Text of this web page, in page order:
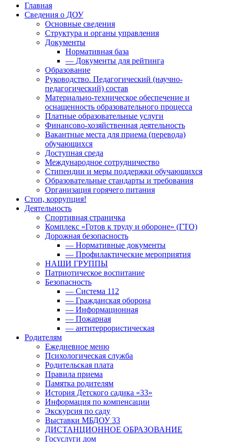
Главная
Сведения о ДОУ
Основные сведения
Структура и органы управления
Документы
Нормативная база
— Документы для рейтинга
Образование
Руководство. Педагогический (научно-
педагогический) состав
Материально-техническое обеспечение и
оснащенность образовательного процесса
Платные образовательные услуги
Финансово-хозяйственная деятельность
Вакантные места для приема (перевода)
обучающихся
Доступная среда
Международное сотрудничество
Стипендии и меры поддержки обучающихся
Образовательные стандарты и требования
Организация горячего питания
Стоп, коррупция!
Деятельность
Спортивная страничка
Комплекс «Готов к труду и обороне» (ГТО)
Дорожная безопасность
— Нормативные документы
— Профилактические мероприятия
НАШИ ГРУППЫ
Патриотическое воспитание
Безопасность
— Система 112
— Гражданская оборона
— Информационная
— Пожарная
— антитеррористическая
Родителям
Ежедневное меню
Психологическая служба
Родительская плата
Правила приема
Памятка родителям
История Детского садика «33»
Информация по компенсации
Экскурсия по саду
Выставки МБДОУ 33
ДИСТАНЦИОННОЕ ОБРАЗОВАНИЕ
Госуслуги дом